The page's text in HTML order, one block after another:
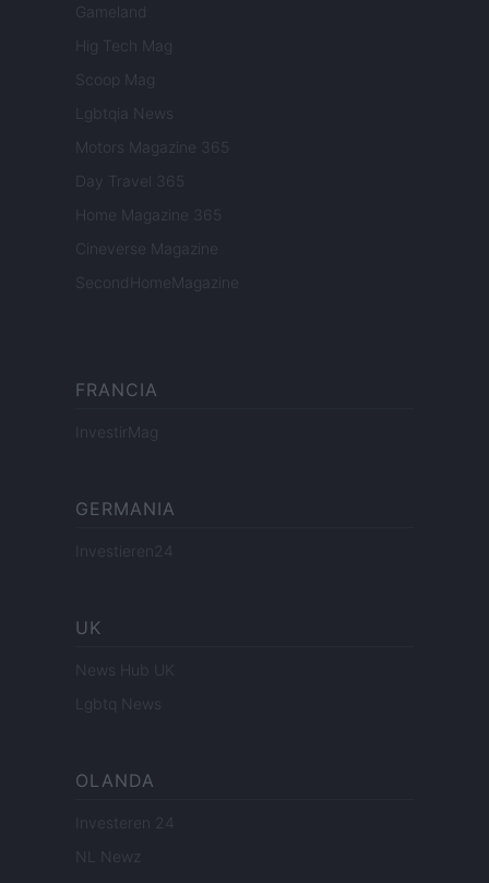
Gameland
Hig Tech Mag
Scoop Mag
Lgbtqia News
Motors Magazine 365
Day Travel 365
Home Magazine 365
Cineverse Magazine
SecondHomeMagazine
FRANCIA
InvestirMag
GERMANIA
Investieren24
UK
News Hub UK
Lgbtq News
OLANDA
Investeren 24
NL Newz